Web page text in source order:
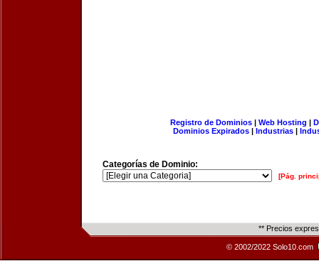
Registro de Dominios| Web Hosting |
Dominios Expirados | Industrias |
Categorías de Dominio:
[Pág.
** Precios
© 2002/2022 Solo10.com